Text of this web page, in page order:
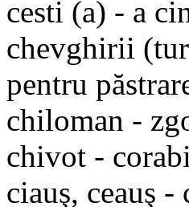
cesti (a) - a
chevghirii
pentru
chiloman -
chivot -
ciauş, ceauş